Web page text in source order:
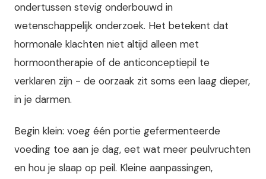
ondertussen stevig onderbouwd in
wetenschappelijk onderzoek. Het betekent dat
hormonale klachten niet altijd alleen met
hormoontherapie of de anticonceptiepil te
verklaren zijn - de oorzaak zit soms een laag dieper,
in je darmen.
Begin klein: voeg één portie gefermenteerde
voeding toe aan je dag, eet wat meer peulvruchten
en hou je slaap op peil. Kleine aanpassingen,